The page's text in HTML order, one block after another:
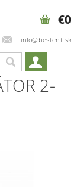
info@bestent.sk
€0
2-